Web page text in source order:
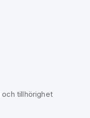
och tillhörighet